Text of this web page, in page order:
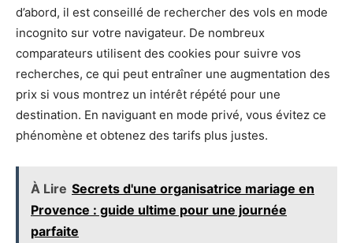
d’abord, il est conseillé de rechercher des vols en mode
incognito sur votre navigateur. De nombreux
comparateurs utilisent des cookies pour suivre vos
recherches, ce qui peut entraîner une augmentation des
prix si vous montrez un intérêt répété pour une
destination. En naviguant en mode privé, vous évitez ce
phénomène et obtenez des tarifs plus justes.
À Lire Secrets d'une organisatrice mariage en
Provence : guide ultime pour une journée
parfaite